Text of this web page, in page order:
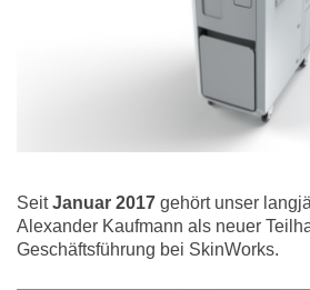
SeitJanuar 2017 gehört unser
Alexander Kaufmann als neuer
Geschäftsführung bei SkinWorks.